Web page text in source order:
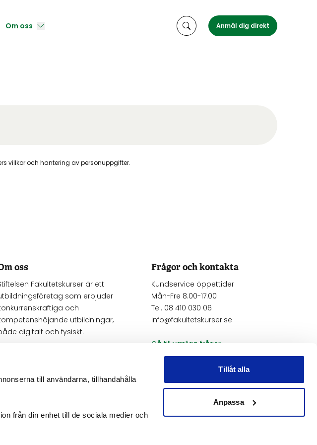
till användarna, tillhandahålla
från din enhet till de sociala medier och
Tillåt alla
Anpassa
Om oss Anmäl dig direkt
villkor och hantering av personuppgifter.
oss
Fakultetskurser är ett
som erbjuder
och
utbildningar,
digitalt och fysiskt.
Frågor och kontakta
Kundservice öppettider
Mån-Fre 8.00-17.00
Tel. 08 410 030 06
info@fakultetskurser.se
Gå till vanliga frågor
Anmäl frånvaro